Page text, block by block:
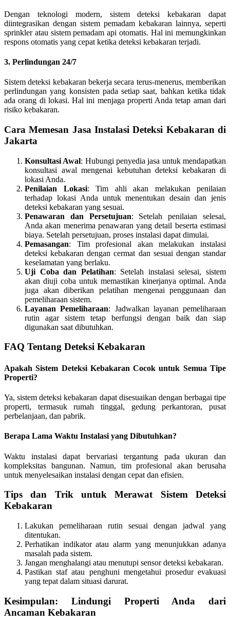
Dengan teknologi modern, sistem deteksi kebakaran dapat
diintegrasikan dengan sistem pemadam kebakaran lainnya, seperti
sprinkler atau sistem pemadam api otomatis. Hal ini memungkinkan
respons otomatis yang cepat ketika deteksi kebakaran terjadi.
3. Perlindungan 24/7
Sistem deteksi kebakaran bekerja secara terus-menerus, memberikan
perlindungan yang konsisten pada setiap saat, bahkan ketika tidak
ada orang di lokasi. Hal ini menjaga properti Anda tetap aman dari
risiko kebakaran.
Cara Memesan Jasa Instalasi Deteksi Kebakaran di
Jakarta
Konsultasi Awal: Hubungi penyedia jasa untuk mendapatkan
konsultasi awal mengenai kebutuhan deteksi kebakaran di
lokasi Anda.
Penilaian Lokasi: Tim ahli akan melakukan penilaian
terhadap lokasi Anda untuk menentukan desain dan jenis
deteksi kebakaran yang sesuai.
Penawaran dan Persetujuan: Setelah penilaian selesai,
Anda akan menerima penawaran yang detail beserta estimasi
biaya. Setelah persetujuan, proses instalasi dapat dimulai.
Pemasangan: Tim profesional akan melakukan instalasi
deteksi kebakaran dengan cermat dan sesuai dengan standar
keselamatan yang berlaku.
Uji Coba dan Pelatihan: Setelah instalasi selesai, sistem
akan diuji coba untuk memastikan kinerjanya optimal. Anda
juga akan diberikan pelatihan mengenai penggunaan dan
pemeliharaan sistem.
Layanan Pemeliharaan: Jadwalkan layanan pemeliharaan
rutin agar sistem tetap berfungsi dengan baik dan siap
digunakan saat dibutuhkan.
FAQ Tentang Deteksi Kebakaran
Apakah Sistem Deteksi Kebakaran Cocok untuk Semua Tipe
Properti?
Ya, sistem deteksi kebakaran dapat disesuaikan dengan berbagai tipe
properti, termasuk rumah tinggal, gedung perkantoran, pusat
perbelanjaan, dan pabrik.
Berapa Lama Waktu Instalasi yang Dibutuhkan?
Waktu instalasi dapat bervariasi tergantung pada ukuran dan
kompleksitas bangunan. Namun, tim profesional akan berusaha
untuk menyelesaikan instalasi dengan cepat dan efisien.
Tips dan Trik untuk Merawat Sistem Deteksi
Kebakaran
Lakukan pemeliharaan rutin sesuai dengan jadwal yang
ditentukan.
Perhatikan indikator atau alarm yang menunjukkan adanya
masalah pada sistem.
Jangan menghalangi atau menutupi sensor deteksi kebakaran.
Pastikan staf atau penghuni mengetahui prosedur evakuasi
yang tepat dalam situasi darurat.
Kesimpulan: Lindungi Properti Anda dari
Ancaman Kebakaran